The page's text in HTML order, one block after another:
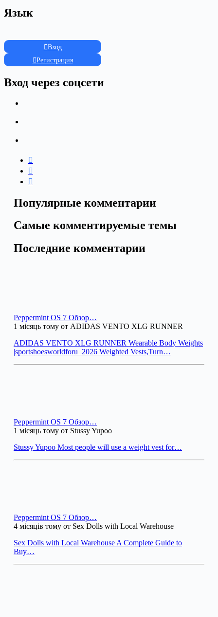
Язык
Вход
Регистрация
Вход через соцсети
Популярные комментарии
Самые комментируемые темы
Последние комментарии
Peppermint OS 7 Обзор…
1 місяць тому от ADIDAS VENTO XLG RUNNER
ADIDAS VENTO XLG RUNNER Wearable Body Weights
|sportshoesworldforu_2026 Weighted Vests,Turn…
Peppermint OS 7 Обзор…
1 місяць тому от Stussy Yupoo
Stussy Yupoo Most people will use a weight vest for…
Peppermint OS 7 Обзор…
4 місяців тому от Sex Dolls with Local Warehouse
Sex Dolls with Local Warehouse A Complete Guide to
Buy…